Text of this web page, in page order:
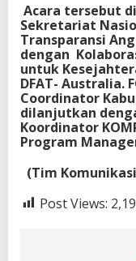
Acara tersebut
Sekretariat
Transparansi
dengan
untuk
DFAT- Australia.
Coordinator
dilanjutkan
Koordinator
Program
(Tim
Post Views: